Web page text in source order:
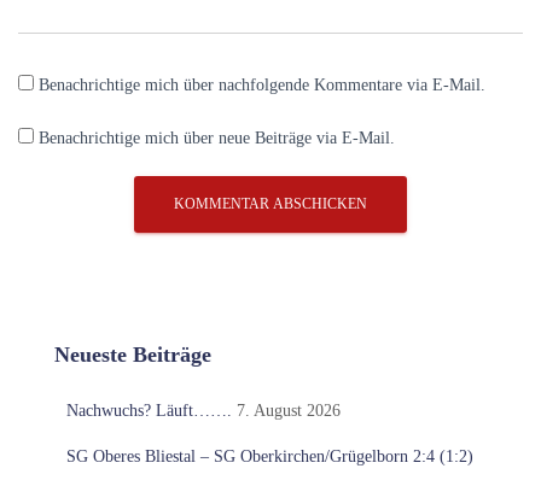
Benachrichtige mich über nachfolgende Kommentare via E-Mail.
Benachrichtige mich über neue Beiträge via E-Mail.
Neueste Beiträge
Nachwuchs? Läuft……. 7. August 2026
SG Oberes Bliestal – SG Oberkirchen/Grügelborn 2:4 (1:2)